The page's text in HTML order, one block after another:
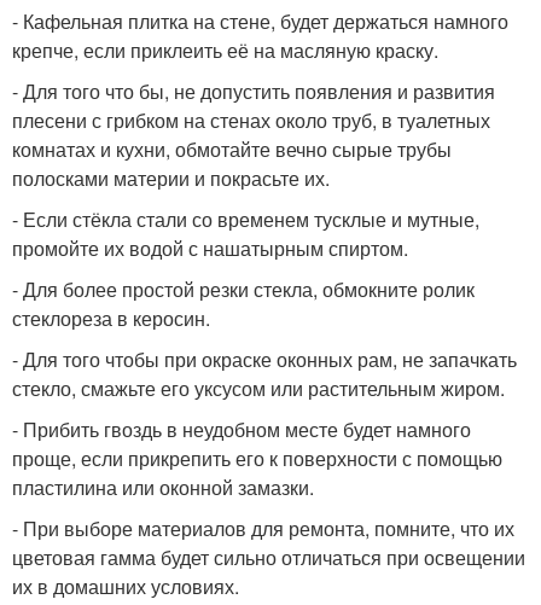
- Кафельная плитка на стене, будет держаться намного
крепче, если приклеить её на масляную краску.
- Для того что бы, не допустить появления и развития
плесени с грибком на стенах около труб, в туалетных
комнатах и кухни, обмотайте вечно сырые трубы
полосками материи и покрасьте их.
- Если стёкла стали со временем тусклые и мутные,
промойте их водой с нашатырным спиртом.
- Для более простой резки стекла, обмокните ролик
стеклореза в керосин.
- Для того чтобы при окраске оконных рам, не запачкать
стекло, смажьте его уксусом или растительным жиром.
- Прибить гвоздь в неудобном месте будет намного
проще, если прикрепить его к поверхности с помощью
пластилина или оконной замазки.
- При выборе материалов для ремонта, помните, что их
цветовая гамма будет сильно отличаться при освещении
их в домашних условиях.